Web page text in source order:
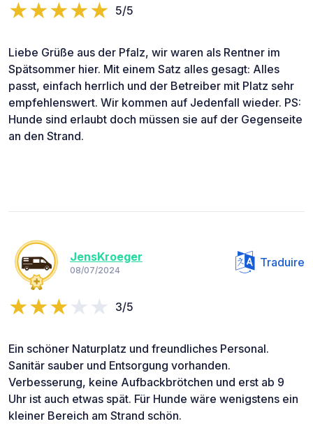
5/5
Liebe Grüße aus der Pfalz, wir waren als Rentner im
Spätsommer hier. Mit einem Satz alles gesagt: Alles
passt, einfach herrlich und der Betreiber mit Platz sehr
empfehlenswert. Wir kommen auf Jedenfall wieder. PS:
Hunde sind erlaubt doch müssen sie auf der Gegenseite
an den Strand.
JensKroeger
08/07/2024
Traduire
3/5
Ein schöner Naturplatz und freundliches Personal.
Sanitär sauber und Entsorgung vorhanden.
Verbesserung, keine Aufbackbrötchen und erst ab 9
Uhr ist auch etwas spät. Für Hunde wäre wenigstens ein
kleiner Bereich am Strand schön.